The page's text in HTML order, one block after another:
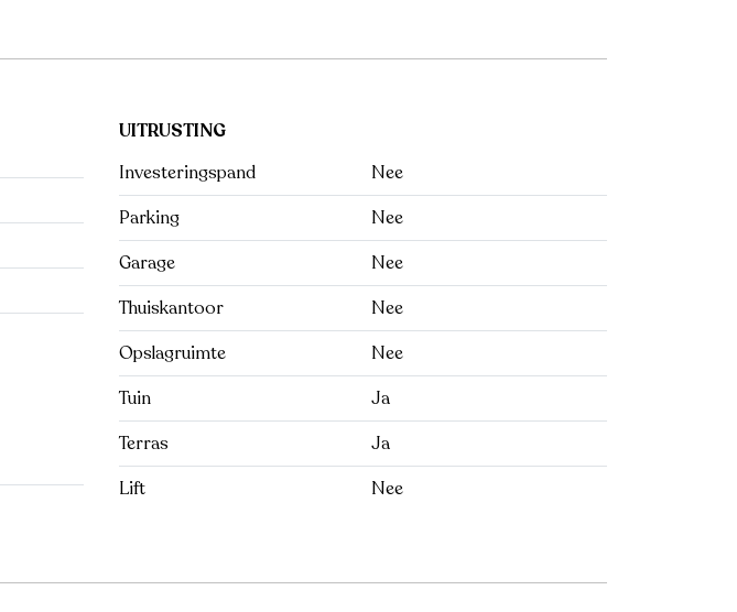
UITRUSTING
Investeringspand
Nee
Parking
Nee
Garage
Nee
Thuiskantoor
Nee
Opslagruimte
Nee
Tuin
Ja
Terras
Ja
Lift
Nee